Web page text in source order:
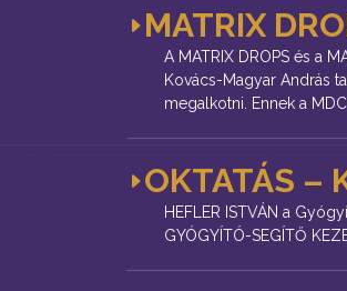
MATRIX
A MATRIX DROPS és a
Kovács-Magyar András
megalkotni. Ennek a
OKTATÁS –
HEFLER ISTVÁN a
GYÓGYÍTÓ-SEGÍTŐ